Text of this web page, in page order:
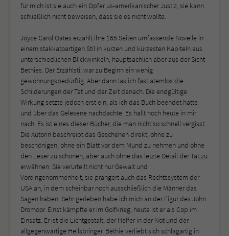
für mich ist sie auch ein Opfer us-amerikanischer Justiz, sie kann
schließlich nicht beweisen, dass sie es nicht wollte.
Joyce Carol Oates erzählt ihre 165 Seiten umfassende Novelle in
einem stakkatoartigen Stil in kurzen und kürzesten Kapiteln aus
unterschiedlichen Blickwinkeln, hauptsachlich aber aus der Sicht
Bethies. Der Erzählstil war zu Beginn ein wenig
gewöhnungsbedürftig. Aber dann las ich fast atemlos die
Schilderungen der Tat und der Zeit danach. Die endgültige
Wirkung setzte jedoch erst ein, als ich das Buch beendet hatte
und über das Gelesene nachdachte. Es hallt noch heute in mir
nach. Es ist eines dieser Bücher, die man nicht so schnell vergisst.
Die Autorin beschreibt das Geschehen direkt, ohne zu
beschönigen, ohne ein Blatt vor dem Mund zu nehmen und ohne
den Leser zu schonen, aber auch ohne das letzte Detail der Tat zu
erwähnen. Sie verurteilt nicht nur Gewalt und
Voreingenommenheit, sie prangert auch das Rechtssystem der
USA an, in dem scheinbar noch ausschließlich die Männer das
Sagen haben. Sehr gerieben habe ich mich an der Figur des John
Dromoor. Einst kämpfte er im Golfkrieg, heute ist er als Cop im
Einsatz. Er ist die Lichtgestalt, der Helfer in der Not und der
allgegenwärtige Heilsbringer. Bethie verliebt sich schlagartig in